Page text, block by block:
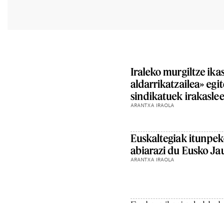
Iraleko murgiltze
aldarrikatzailea»
sindikatuek
ARANTXA IRAOLA
Euskaltegiak
abiarazi du Eusko
ARANTXA IRAOLA